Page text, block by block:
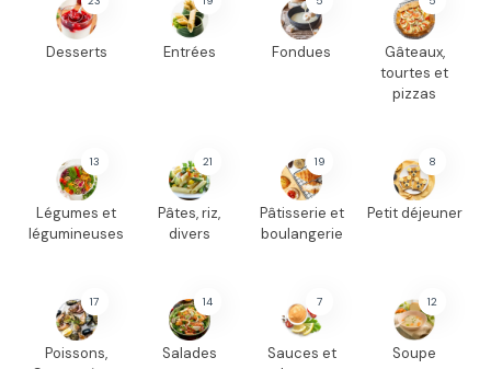
Desserts Entrées Fondues
Gâteaux,
tourtes et
pizzas
13
Légumes et
légumineuses
21
Pâtes, riz,
divers
19
Pâtisserie et
boulangerie
8
Petit déjeuner
17
Poissons,
14
Salades
7
Sauces et
12
Soupe